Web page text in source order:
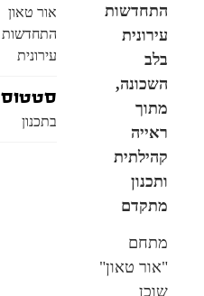
אור טאון
התחדשות
עירונית
סטטוס
בתכנון
התחדשות
עירונית
בלב
השכונה,
מתוך
ראייה
קהילתית
ותכנון
מתקדם
מתחם
"אור טאון"
שוכן